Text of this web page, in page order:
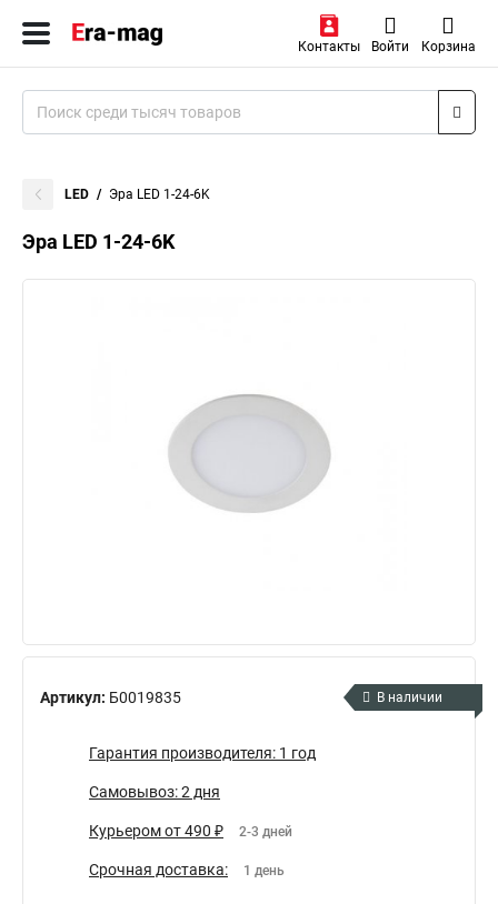
Контакты Войти Корзина
LED Эра LED 1-24-6K
Эра LED 1-24-6K
Артикул: Б0019835 В наличии
Гарантия производителя: 1 год
Самовывоз: 2 дня
Курьером от 490 ₽ 2-3 дней
Срочная доставка: 1 день